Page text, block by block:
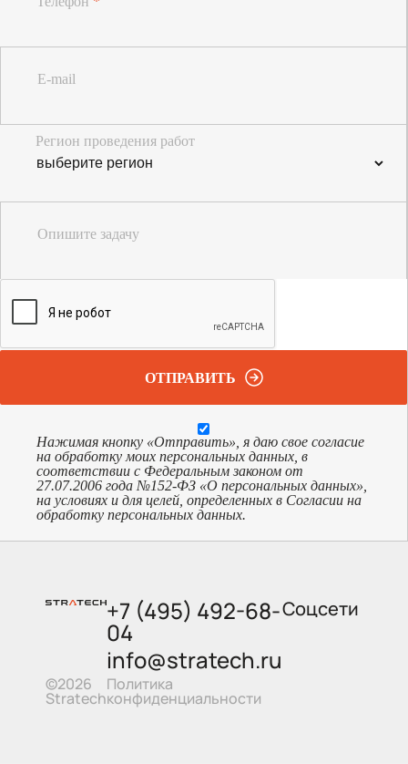
E-mail
Регион проведения работ
Опишите задачу
ОТПРАВИТЬ
Нажимая кнопку «Отправить», я даю свое согласие
на обработку моих персональных данных, в
соответствии с Федеральным законом от
27.07.2006 года №152-ФЗ «О персональных данных»,
на условиях и для целей, определенных в Согласии на
обработку персональных данных.
©2026
Stratech
+7 (495) 492-68-
04
info@stratech.ru
Политика
конфиденциальности
Соцсети